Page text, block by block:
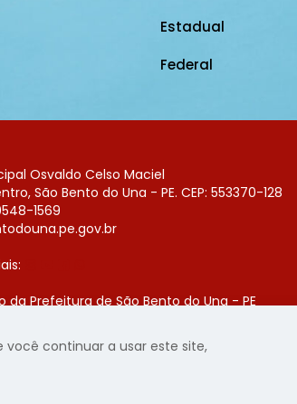
Estadual
Federal
Osvaldo Celso Maciel
São Bento do Una - PE. CEP: 553370-128
1569
Prefeitura de São Bento do Una - PE
LumusWeb - Agência Digital
você continuar a usar este site,